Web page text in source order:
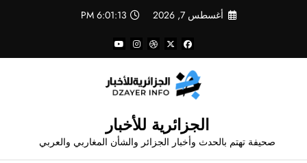
أغسطس 7, 2026 6:01:14 PM
الجزائرية للأخبار
صحيفة تهتم بالحدث وأخبار الجزائر والشأن المغاربي والعربي